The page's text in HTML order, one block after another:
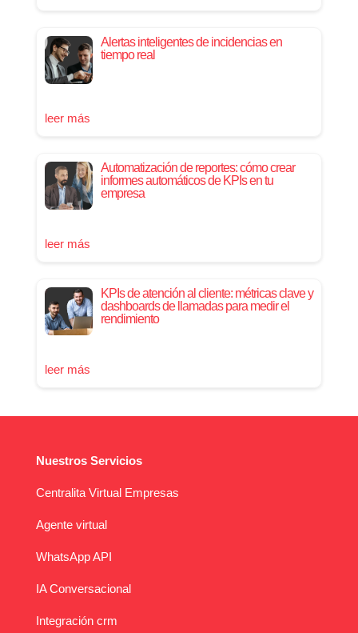
Alertas inteligentes de incidencias en
tiempo real
leer más
Automatización de reportes: cómo crear
informes automáticos de KPIs en tu
empresa
leer más
KPIs de atención al cliente: métricas clave y
dashboards de llamadas para medir el
rendimiento
leer más
Nuestros Servicios
Centralita Virtual Empresas
Agente virtual
WhatsApp API
IA Conversacional
Integración crm